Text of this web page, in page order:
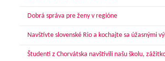
Dobrá správa pre ženy v regióne
Navštívte slovenské Rio a kochajte sa úžasnými
Študenti z Chorvátska navštívili našu školu,